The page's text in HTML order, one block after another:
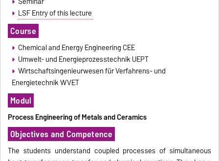
LSF Entry of this lecture
Course
Chemical and Energy Engineering CEE
Umwelt- und Energieprozesstechnik UEPT
Wirtschaftsingenieurwesen für Verfahrens- und
Energietechnik WVET
Modul
Process Engineering of Metals and Ceramics
Objectives and Competence
The students understand coupled processes of simultaneous